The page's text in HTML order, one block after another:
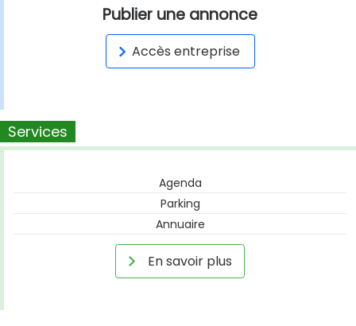
Publier une annonce
Accès entreprise
Services
Agenda
Parking
Annuaire
En savoir plus